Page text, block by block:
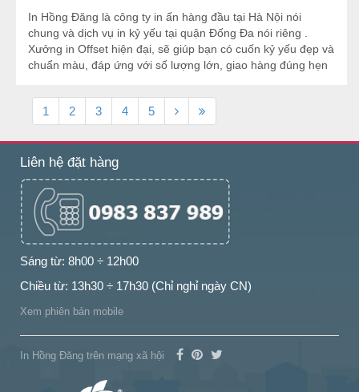
In Hồng Đăng là công ty in ấn hàng đầu tại Hà Nội nói
chung và dịch vụ in kỷ yếu tại quận Đống Đa nói riêng .
Xưởng in Offset hiện đại, sẽ giúp bạn có cuốn kỷ yếu đẹp và
chuẩn màu, đáp ứng với số lượng lớn, giao hàng đúng hẹn
1 2 3 4 5
Liên hệ đặt hàng
Sáng từ: 8h00 ÷ 12h00
Chiều từ: 13h30 ÷ 17h30 (Chỉ nghỉ ngày CN)
Xem phiên bản mobile
In Hồng Đăng trên mạng xã hội